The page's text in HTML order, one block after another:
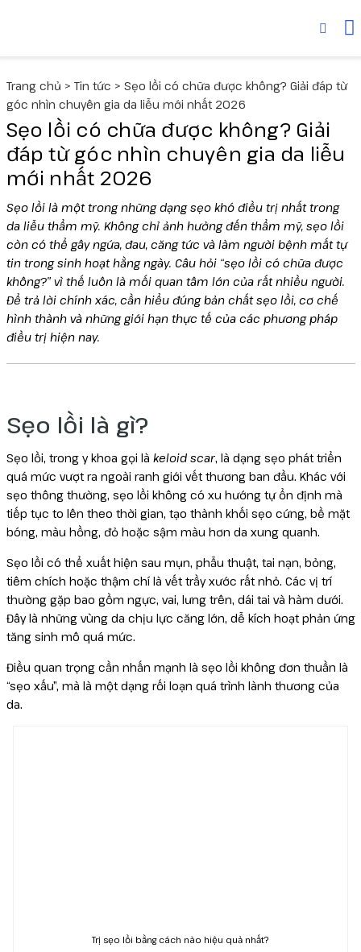
Trang chủ > Tin tức > Sẹo lồi có chữa được không? Giải đáp từ
góc nhìn chuyên gia da liễu mới nhất 2026
Sẹo lồi có chữa được không? Giải
đáp từ góc nhìn chuyên gia da liễu
mới nhất 2026
Sẹo lồi là một trong những dạng sẹo khó điều trị nhất trong
da liễu thẩm mỹ. Không chỉ ảnh hưởng đến thẩm mỹ, sẹo lồi
còn có thể gây ngứa, đau, căng tức và làm người bệnh mất tự
tin trong sinh hoạt hằng ngày. Câu hỏi “sẹo lồi có chữa được
không?” vì thế luôn là mối quan tâm lớn của rất nhiều người.
Để trả lời chính xác, cần hiểu đúng bản chất sẹo lồi, cơ chế
hình thành và những giới hạn thực tế của các phương pháp
điều trị hiện nay.
Sẹo lồi là gì?
Sẹo lồi, trong y khoa gọi là keloid scar, là dạng sẹo phát triển
quá mức vượt ra ngoài ranh giới vết thương ban đầu. Khác với
sẹo thông thường, sẹo lồi không có xu hướng tự ổn định mà
tiếp tục to lên theo thời gian, tạo thành khối sẹo cứng, bề mặt
bóng, màu hồng, đỏ hoặc sậm màu hơn da xung quanh.
Sẹo lồi có thể xuất hiện sau mụn, phẫu thuật, tai nạn, bỏng,
tiêm chích hoặc thậm chí là vết trầy xước rất nhỏ. Các vị trí
thường gặp bao gồm ngực, vai, lưng trên, dái tai và hàm dưới.
Đây là những vùng da chịu lực căng lớn, dễ kích hoạt phản ứng
tăng sinh mô quá mức.
Điều quan trọng cần nhấn mạnh là sẹo lồi không đơn thuần là
“sẹo xấu”, mà là một dạng rối loạn quá trình lành thương của
da.
Trị sẹo lồi bằng cách nào hiệu quả nhất?
Deuxclair
Fotona
Liftera V
Liftera A
Wonder
UltraLUX PRO
Virtue RF
Dược mỹ phẩm
Skinuva
Senté
Collagen